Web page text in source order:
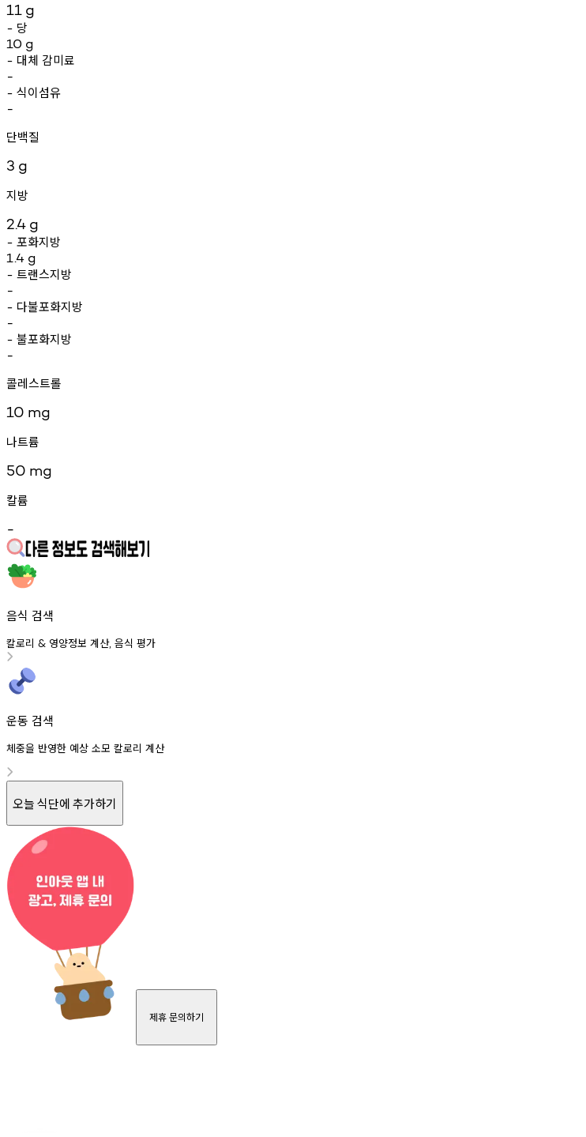
11 g
- 당
10 g
- 대체 감미료
-
- 식이섬유
-
단백질
3 g
지방
2.4 g
- 포화지방
1.4 g
- 트랜스지방
-
- 다불포화지방
-
- 불포화지방
-
콜레스트롤
10 mg
나트륨
50 mg
칼륨
-
음식 검색
칼로리 & 영양정보 계산, 음식 평가
운동 검색
체중을 반영한 예상 소모 칼로리 계산
오늘 식단에 추가하기
제휴 문의하기